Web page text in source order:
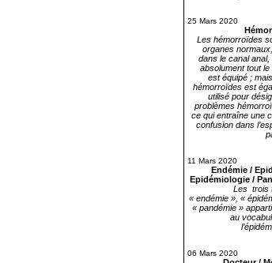
25 Mars 2020
Les hémorroïdes
organes
dans le canal anal,
absolument tout le
est équipé ;
hémorroïdes est
utilisé pour
problèmes
ce qui entraîne une
confusion dans
11 Mars 2020
Endémie /
Epidémiologie /
Les trois
« endémie », «
« pandémie »
au
06 Mars 2020